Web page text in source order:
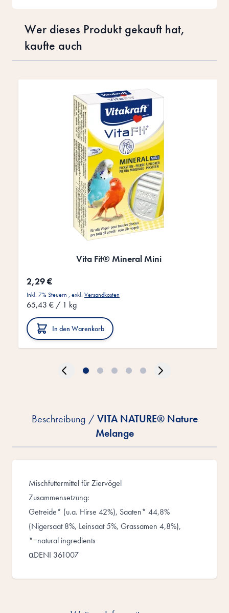
Wer dieses Produkt gekauft hat,
kaufte auch
Drücke, um das Karussell zu überspringen
Vita Fit® Mineral Mini
2,29 €
Inkl. 7% Steuern , exkl. Versandkosten
65,43 € / 1 kg
In den Warenkorb
Beschreibung /VITA NATURE® Nature
Melange
Mischfuttermittel für Ziervögel
Zusammensetzung:
Getreide* (u.a. Hirse 42%), Saaten* 44,8%
(Nigersaat 8%, Leinsaat 5%, Grassamen 4,8%),
*=natural ingredients
αDENI 361007